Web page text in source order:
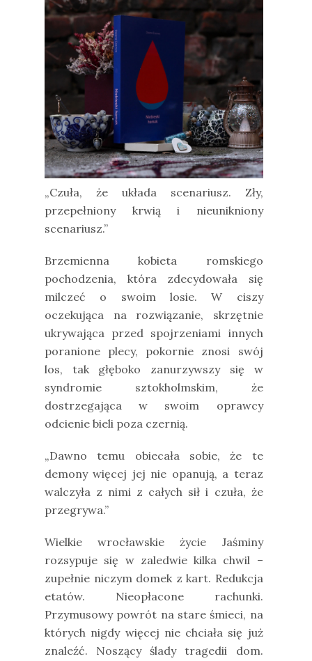
„Czuła, że układa scenariusz. Zły,
przepełniony krwią i nieunikniony
scenariusz.”
Brzemienna kobieta romskiego
pochodzenia, która zdecydowała się
milczeć o swoim losie. W ciszy
oczekująca na rozwiązanie, skrzętnie
ukrywająca przed spojrzeniami innych
poranione plecy, pokornie znosi swój
los, tak głęboko zanurzywszy się w
syndromie sztokholmskim, że
dostrzegająca w swoim oprawcy
odcienie bieli poza czernią.
„Dawno temu obiecała sobie, że te
demony więcej jej nie opanują, a teraz
walczyła z nimi z całych sił i czuła, że
przegrywa.”
Wielkie wrocławskie życie Jaśminy
rozsypuje się w zaledwie kilka chwil –
zupełnie niczym domek z kart. Redukcja
etatów. Nieopłacone rachunki.
Przymusowy powrót na stare śmieci, na
których nigdy więcej nie chciała się już
znaleźć. Noszący ślady tragedii dom.